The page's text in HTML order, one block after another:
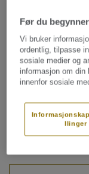
produksjonen, i
Artikkelnummer
men samme
kolleksjon.
Tarketts iQ-gulv
kommersielle
Kolleksjonen kan
Se alle
Collection.
Rull (1 ref.)
Før du
Vi bruker
ordentlig, tilpasse
sosiale medier og
informasjon om din
innenfor sosiale
llinger